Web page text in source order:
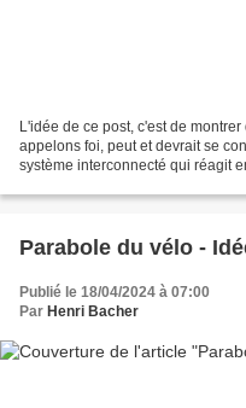
L'idée de ce post, c'est de
appelons foi, peut et devrait se
système interconnecté qui réagit
Parabole du vélo -
Publié le 18/04/2024 à 07:00
Par Henri Bacher